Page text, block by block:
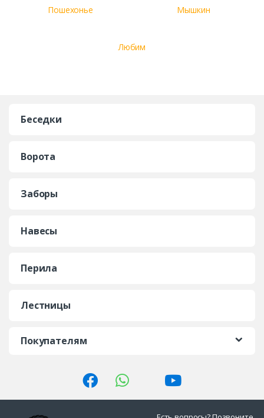
Пошехонье Мышкин
Любим
Беседки
Ворота
Заборы
Навесы
Перила
Лестницы
Покупателям